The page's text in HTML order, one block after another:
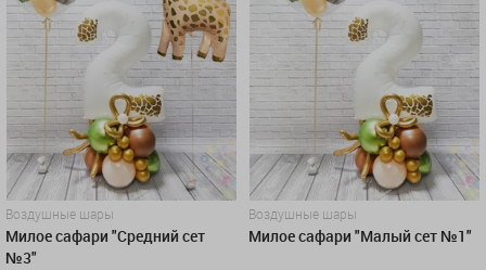
Воздушные шары
Милое сафари "Средний сет
№3"
Воздушные шары
Милое сафари "Малый сет №1"